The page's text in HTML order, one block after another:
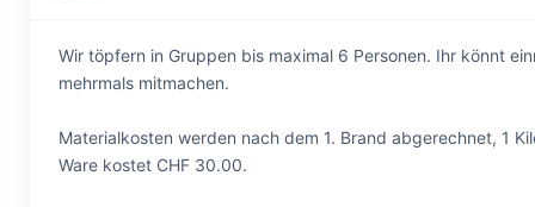
Wir töpfern in Gruppen bis maximal 6 Personen. Ihr könnt
mehrmals mitmachen.
Materialkosten werden nach dem 1. Brand abgerechnet, 1
Ware kostet CHF 30.00.